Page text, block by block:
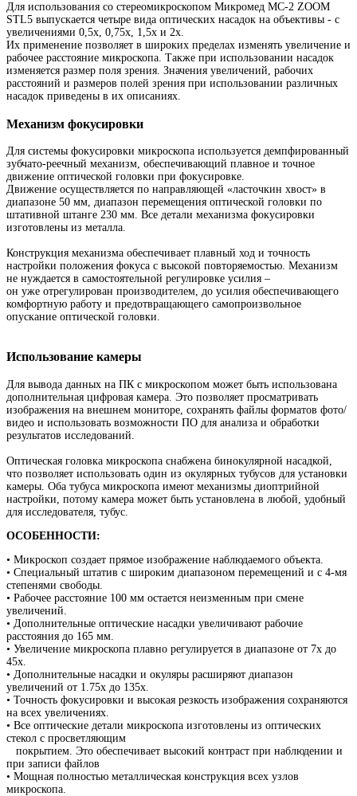
Для использования со стереомикроскопом Микромед МС-2 ZOOM
STL5 выпускается четыре вида оптических насадок на объективы - с
увеличениями 0,5х, 0,75х, 1,5х и 2х.
Их применение позволяет в широких пределах изменять увеличение и
рабочее расстояние микроскопа. Также при использовании насадок
изменяется размер поля зрения. Значения увеличений, рабочих
расстояний и размеров полей зрения при использовании различных
насадок приведены в их описаниях.
Механизм фокусировки
Для системы фокусировки микроскопа используется демпфированный
зубчато-реечный механизм, обеспечивающий плавное и точное
движение оптической головки при фокусировке.
Движение осуществляется по направляющей «ласточкин хвост» в
диапазоне 50 мм, диапазон перемещения оптической головки по
штативной штанге 230 мм. Все детали механизма фокусировки
изготовлены из металла.
Конструкция механизма обеспечивает плавный ход и точность
настройки положения фокуса с высокой повторяемостью. Механизм
не нуждается в самостоятельной регулировке усилия –
он уже отрегулирован производителем, до усилия обеспечивающего
комфортную работу и предотвращающего самопроизвольное
опускание оптической головки.
Использование камеры
Для вывода данных на ПК с микроскопом может быть использована
дополнительная цифровая камера. Это позволяет просматривать
изображения на внешнем мониторе, сохранять файлы форматов фото/
видео и использовать возможности ПО для анализа и обработки
результатов исследований.
Оптическая головка микроскопа снабжена бинокулярной насадкой,
что позволяет использовать один из окулярных тубусов для установки
камеры. Оба тубуса микроскопа имеют механизмы диоптрийной
настройки, потому камера может быть установлена в любой, удобный
для исследователя, тубус.
ОСОБЕННОСТИ:
• Микроскоп создает прямое изображение наблюдаемого объекта.
• Специальный штатив с широким диапазоном перемещений и с 4-мя
степенями свободы.
• Рабочее расстояние 100 мм остается неизменным при смене
увеличений.
• Дополнительные оптические насадки увеличивают рабочие
расстояния до 165 мм.
• Увеличение микроскопа плавно регулируется в диапазоне от 7х до
45х.
• Дополнительные насадки и окуляры расширяют диапазон
увеличений от 1.75х до 135х.
• Точность фокусировки и высокая резкость изображения сохраняются
на всех увеличениях.
• Все оптические детали микроскопа изготовлены из оптических
стекол с просветляющим
покрытием. Это обеспечивает высокий контраст при наблюдении и
при записи файлов
• Мощная полностью металлическая конструкция всех узлов
микроскопа.